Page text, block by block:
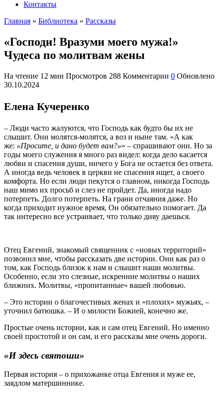
Контакты
Главная » Библиотека » Рассказы
«Господи! Вразуми моего мужа!»
Чудеса по молитвам жены
На чтение 12 мин Просмотров 288 Комментарии 0 Обновлено
30.10.2024
Елена Кучеренко
– Люди часто жалуются, что Господь как будто бы их не
слышит. Они молятся-молятся, а воз и ныне там. «А как
же: «Просите, и дано будет вам?»» – спрашивают они. Но за
годы моего служения я много раз видел: когда дело касается
любви и спасения души, ничего у Бога не остается без ответа.
А иногда ведь человек в церкви не спасения ищет, а своего
комфорта. Но если люди пекутся о главном, никогда Господь
наш мимо их просьб и слез не пройдет. Да, иногда надо
потерпеть. Долго потерпеть. На грани отчаяния даже. Но
когда приходит нужное время, Он обязательно помогает. Да
так интересно все устраивает, что только диву даешься.
Отец Евгений, знакомый священник с «новых территорий»
позвонил мне, чтобы рассказать две истории. Они как раз о
том, как Господь близок к нам и слышит наши молитвы.
Особенно, если это слезные, искренние молитвы о наших
ближних. Молитвы, «пропитанные» вашей любовью.
– Это истории о благочестивых женах и «плохих» мужьях, –
уточнил батюшка. – И о милости Божией, конечно же.
Простые очень истории, как и сам отец Евгений. Но именно
своей простотой и он сам, и его рассказы мне очень дороги.
«И здесь святоши»
Первая история – о прихожанке отца Евгения и муже ее,
заядлом матершиннике.